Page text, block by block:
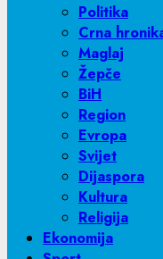
Politika
Crna
Maglaj
Žepče
BiH
Region
Evropa
Svijet
Dijaspora
Kultura
Religija
Ekonomija